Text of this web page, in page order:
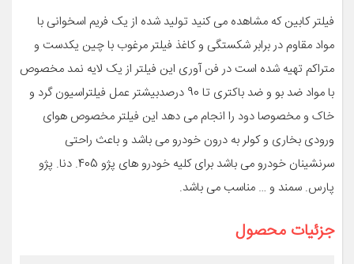
فیلتر کابین که مشاهده می کنید تولید شده از یک فریم اسخوانی با
مواد مقاوم در برابر شکستگی و کاغذ فیلتر مرغوب با چین یکدست و
متراکم تهیه شده است در فن آوری این فیلتر از یک لایه نمد مخصوص
با مواد ضد بو و ضد باکتری تا 90 درصدبیشتر عمل فیلتراسیون گرد و
خاک و مخصوصا دود را انجام می دهد این فیلتر مخصوص هوای
ورودی بخاری و کولر به درون خودرو می باشد و باعث راحتی
سرنشینان خودرو می باشد برای کلیه خودرو های پژو 405. دنا. پژو
پارس. سمند و … مناسب می باشد.
جزئیات محصول